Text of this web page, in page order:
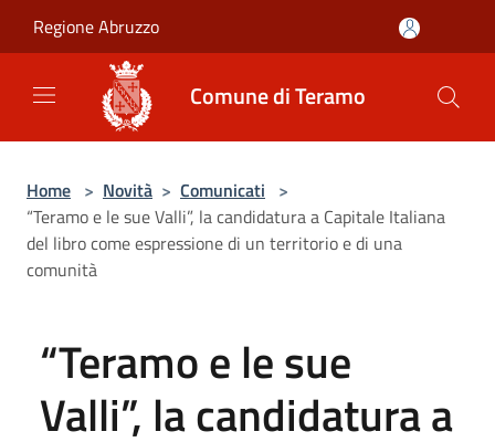
Regione Abruzzo
Comune di Teramo
Home > Novità > Comunicati >
“Teramo e le sue Valli”, la candidatura a Capitale Italiana
del libro come espressione di un territorio e di una
comunità
“Teramo e le sue
Valli”, la candidatura a